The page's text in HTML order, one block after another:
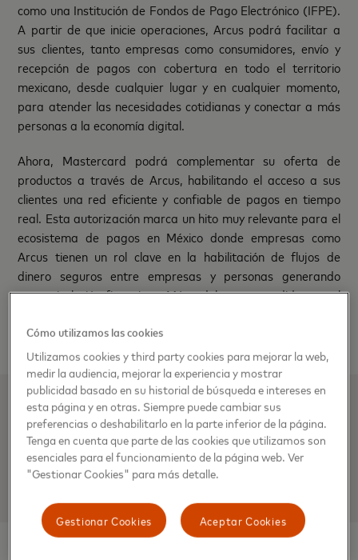
como una Institución de Fondos de Pago Electrónico (IFPE).
A partir de que inicie operaciones, Arcus podrá facilitar a
sus clientes, tanto empresas como consumidores, envío y
recepción de pagos con cobertura en todo el territorio
mexicano, desde cualquier lugar y en cualquier momento,
para atender las necesidades cotidianas y conectar a más
personas a la economía digital.
Ahora, Mastercard podrá complementar su oferta de
productos a través de Arcus, habilitando el acceso a sus
clientes una red eficiente y confiable de pagos en tiempo
real. Esta autorización marca un hito muy relevante para el
ecosistema de pagos en México donde empresas como
Arcus tienen un rol clave en la habilitación de flujos de
dinero seguros entre empresas y personas generando
mayor inclusión financiera. Más adelante, a medida que el
detalle sobre esta oferta de productos.
Contacto de medios
Isabel Villagómez, Mastercard
Isabel.Villagomez@mastercard.com
Cómo utilizamos las cookies
Utilizamos cookies y third party cookies para mejorar la web,
medir la audiencia, mejorar la experiencia y mostrar
publicidad basado en su historial de búsqueda e intereses en
esta página y en otras. Siempre puede cambiar sus
preferencias o deshabilitarlo en la parte inferior de la página.
Tenga en cuenta que parte de las cookies que utilizamos son
esenciales para el funcionamiento de la página web. Ver
"Gestionar Cookies" para más detalle.
Aceptar Cookies
Gestionar Cookies